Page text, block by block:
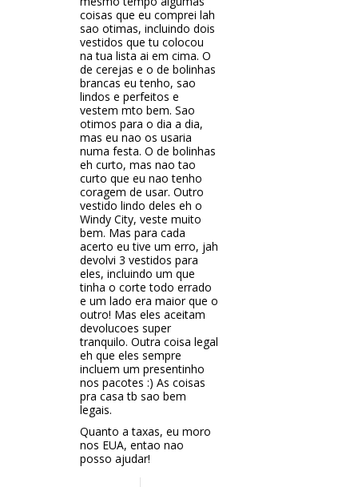
coisas que eu comprei lah
sao otimas, incluindo dois
vestidos que tu colocou
na tua lista ai em cima. O
de cerejas e o de bolinhas
brancas eu tenho, sao
lindos e perfeitos e
vestem mto bem. Sao
otimos para o dia a dia,
mas eu nao os usaria
numa festa. O de bolinhas
eh curto, mas nao tao
curto que eu nao tenho
coragem de usar. Outro
vestido lindo deles eh o
Windy City, veste muito
bem. Mas para cada
acerto eu tive um erro, jah
devolvi 3 vestidos para
eles, incluindo um que
tinha o corte todo errado
e um lado era maior que o
outro! Mas eles aceitam
devolucoes super
tranquilo. Outra coisa legal
eh que eles sempre
incluem um presentinho
nos pacotes :) As coisas
pra casa tb sao bem
legais.
Quanto a taxas, eu moro
nos EUA, entao nao
posso ajudar!